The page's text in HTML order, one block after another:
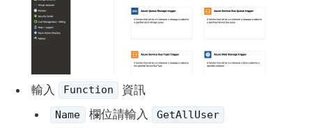
輸入 Function 資訊
Name 欄位請輸入
GetAllUser